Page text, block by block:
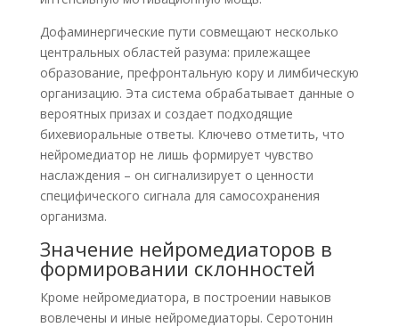
Дофаминергические пути совмещают несколько
центральных областей разума: прилежащее
образование, префронтальную кору и лимбическую
организацию. Эта система обрабатывает данные о
вероятных призах и создает подходящие
бихевиоральные ответы. Ключево отметить, что
нейромедиатор не лишь формирует чувство
наслаждения – он сигнализирует о ценности
специфического сигнала для самосохранения
организма.
Значение нейромедиаторов в
формировании склонностей
Кроме нейромедиатора, в построении навыков
вовлечены и иные нейромедиаторы. Серотонин